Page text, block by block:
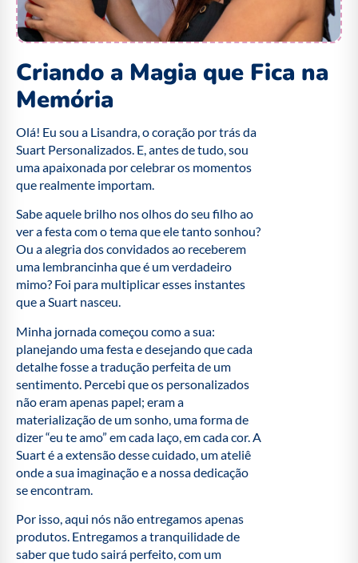
Criando a Magia que Fica na
Memória
Olá! Eu sou a Lisandra, o coração por trás da
Suart Personalizados. E, antes de tudo, sou
uma apaixonada por celebrar os momentos
que realmente importam.
Sabe aquele brilho nos olhos do seu filho ao
ver a festa com o tema que ele tanto sonhou?
Ou a alegria dos convidados ao receberem
uma lembrancinha que é um verdadeiro
mimo? Foi para multiplicar esses instantes
que a Suart nasceu.
Minha jornada começou como a sua:
planejando uma festa e desejando que cada
detalhe fosse a tradução perfeita de um
sentimento. Percebi que os personalizados
não eram apenas papel; eram a
materialização de um sonho, uma forma de
dizer “eu te amo” em cada laço, em cada cor. A
Suart é a extensão desse cuidado, um ateliê
onde a sua imaginação e a nossa dedicação
se encontram.
Por isso, aqui nós não entregamos apenas
produtos. Entregamos a tranquilidade de
saber que tudo sairá perfeito, com um